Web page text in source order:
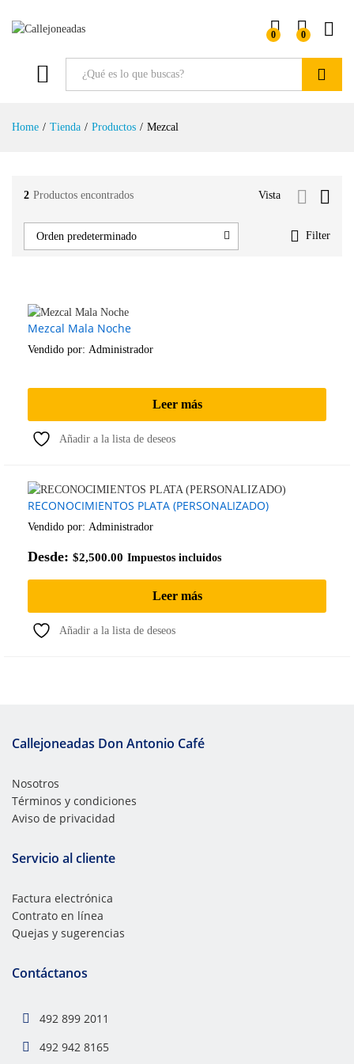
0 0
Home / Tienda / Productos / Mezcal
2 Productos encontrados Vista
Filter
Orden predeterminado
Mezcal Mala Noche
Vendido por: Administrador
Leer más
Añadir a la lista de deseos
RECONOCIMIENTOS PLATA (PERSONALIZADO)
Vendido por: Administrador
Desde: $2,500.00 Impuestos incluidos
Leer más
Añadir a la lista de deseos
Callejoneadas Don Antonio Café
Nosotros
Términos y condiciones
Aviso de privacidad
Servicio al cliente
Factura electrónica
Contrato en línea
Quejas y sugerencias
Contáctanos
492 899 2011
492 942 8165